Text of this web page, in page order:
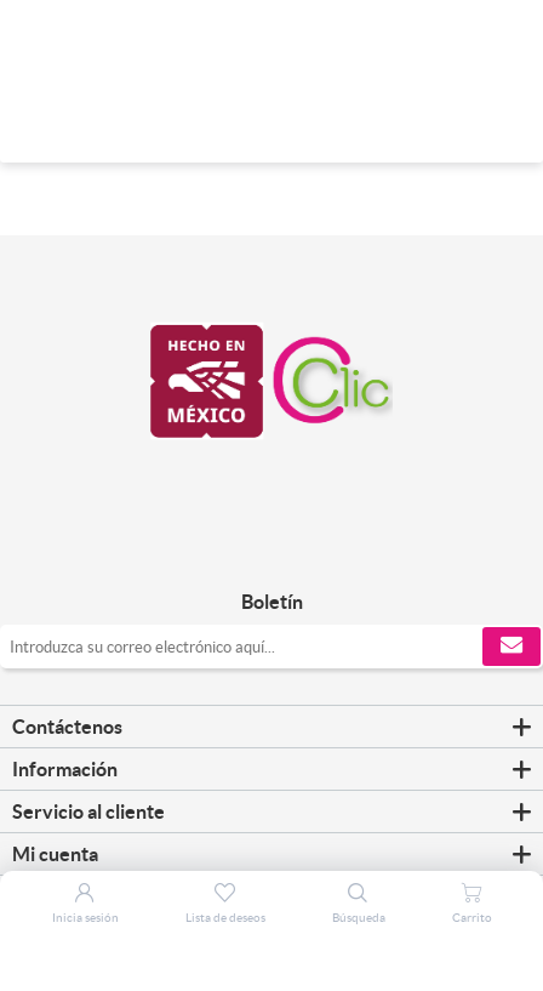
Boletín
Contáctenos
Información
Servicio al cliente
Mi cuenta
Inicia sesión Lista de deseos Búsqueda Carrito